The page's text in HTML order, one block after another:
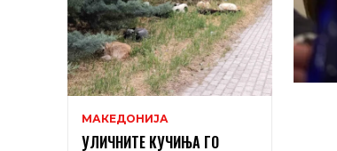
МАКЕДОНИЈА
УЛИЧНИТЕ КУЧИЊА ГО